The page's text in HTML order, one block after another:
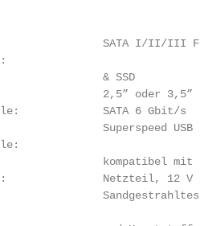
SATA I/II/III
& SSD
2,5” oder 3,5”
SATA 6 Gbit/s
Superspeed USB
kompatibel mit
Netzteil, 12 V